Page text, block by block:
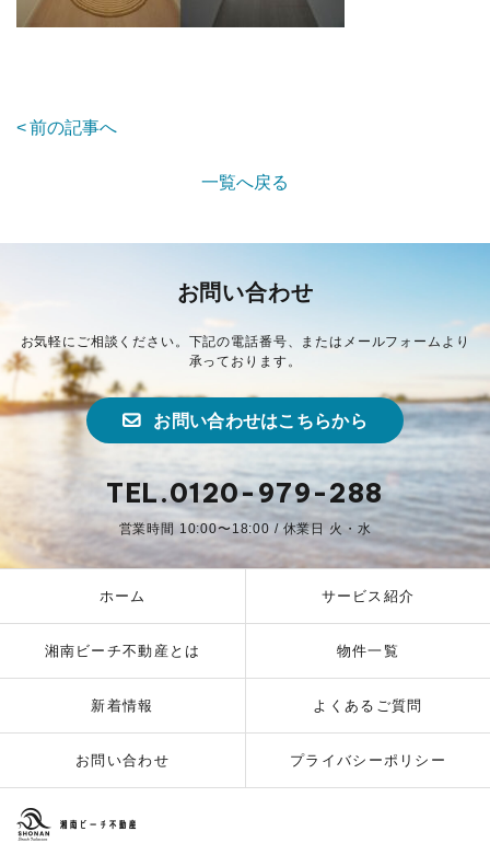
前の記事へ
一覧へ戻る
お問い合わせ
お気軽にご相談ください。下記の電話番号、またはメールフォームより
承っております。
お問い合わせはこちらから
TEL.0120-979-288
営業時間 10:00〜18:00 / 休業日 火・水
ホーム サービス紹介
湘南ビーチ不動産とは 物件一覧
新着情報 よくあるご質問
お問い合わせ プライバシーポリシー